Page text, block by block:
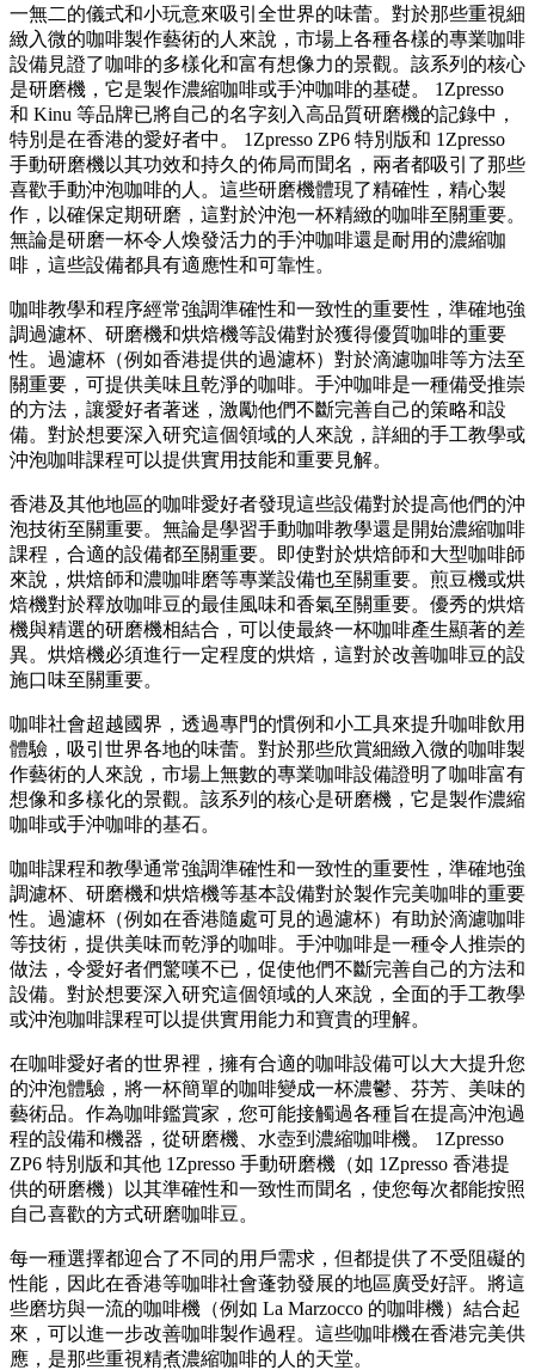
一無二的儀式和小玩意來吸引全世界的味蕾。對於那些重視細
緻入微的咖啡製作藝術的人來說，市場上各種各樣的專業咖啡
設備見證了咖啡的多樣化和富有想像力的景觀。該系列的核心
是研磨機，它是製作濃縮咖啡或手沖咖啡的基礎。 1Zpresso
和 Kinu 等品牌已將自己的名字刻入高品質研磨機的記錄中，
特別是在香港的愛好者中。 1Zpresso ZP6 特別版和 1Zpresso
手動研磨機以其功效和持久的佈局而聞名，兩者都吸引了那些
喜歡手動沖泡咖啡的人。這些研磨機體現了精確性，精心製
作，以確保定期研磨，這對於沖泡一杯精緻的咖啡至關重要。
無論是研磨一杯令人煥發活力的手沖咖啡還是耐用的濃縮咖
啡，這些設備都具有適應性和可靠性。
咖啡教學和程序經常強調準確性和一致性的重要性，準確地強
調過濾杯、研磨機和烘焙機等設備對於獲得優質咖啡的重要
性。過濾杯（例如香港提供的過濾杯）對於滴濾咖啡等方法至
關重要，可提供美味且乾淨的咖啡。手沖咖啡是一種備受推崇
的方法，讓愛好者著迷，激勵他們不斷完善自己的策略和設
備。對於想要深入研究這個領域的人來說，詳細的手工教學或
沖泡咖啡課程可以提供實用技能和重要見解。
香港及其他地區的咖啡愛好者發現這些設備對於提高他們的沖
泡技術至關重要。無論是學習手動咖啡教學還是開始濃縮咖啡
課程，合適的設備都至關重要。即使對於烘焙師和大型咖啡師
來說，烘焙師和濃咖啡磨等專業設備也至關重要。煎豆機或烘
焙機對於釋放咖啡豆的最佳風味和香氣至關重要。優秀的烘焙
機與精選的研磨機相結合，可以使最終一杯咖啡產生顯著的差
異。烘焙機必須進行一定程度的烘焙，這對於改善咖啡豆的設
施口味至關重要。
咖啡社會超越國界，透過專門的慣例和小工具來提升咖啡飲用
體驗，吸引世界各地的味蕾。對於那些欣賞細緻入微的咖啡製
作藝術的人來說，市場上無數的專業咖啡設備證明了咖啡富有
想像和多樣化的景觀。該系列的核心是研磨機，它是製作濃縮
咖啡或手沖咖啡的基石。
咖啡課程和教學通常強調準確性和一致性的重要性，準確地強
調濾杯、研磨機和烘焙機等基本設備對於製作完美咖啡的重要
性。過濾杯（例如在香港隨處可見的過濾杯）有助於滴濾咖啡
等技術，提供美味而乾淨的咖啡。手沖咖啡是一種令人推崇的
做法，令愛好者們驚嘆不已，促使他們不斷完善自己的方法和
設備。對於想要深入研究這個領域的人來說，全面的手工教學
或沖泡咖啡課程可以提供實用能力和寶貴的理解。
在咖啡愛好者的世界裡，擁有合適的咖啡設備可以大大提升您
的沖泡體驗，將一杯簡單的咖啡變成一杯濃鬱、芬芳、美味的
藝術品。作為咖啡鑑賞家，您可能接觸過各種旨在提高沖泡過
程的設備和機器，從研磨機、水壺到濃縮咖啡機。 1Zpresso
ZP6 特別版和其他 1Zpresso 手動研磨機（如 1Zpresso 香港提
供的研磨機）以其準確性和一致性而聞名，使您每次都能按照
自己喜歡的方式研磨咖啡豆。
每一種選擇都迎合了不同的用戶需求，但都提供了不受阻礙的
性能，因此在香港等咖啡社會蓬勃發展的地區廣受好評。將這
些磨坊與一流的咖啡機（例如 La Marzocco 的咖啡機）結合起
來，可以進一步改善咖啡製作過程。這些咖啡機在香港完美供
應，是那些重視精煮濃縮咖啡的人的天堂。